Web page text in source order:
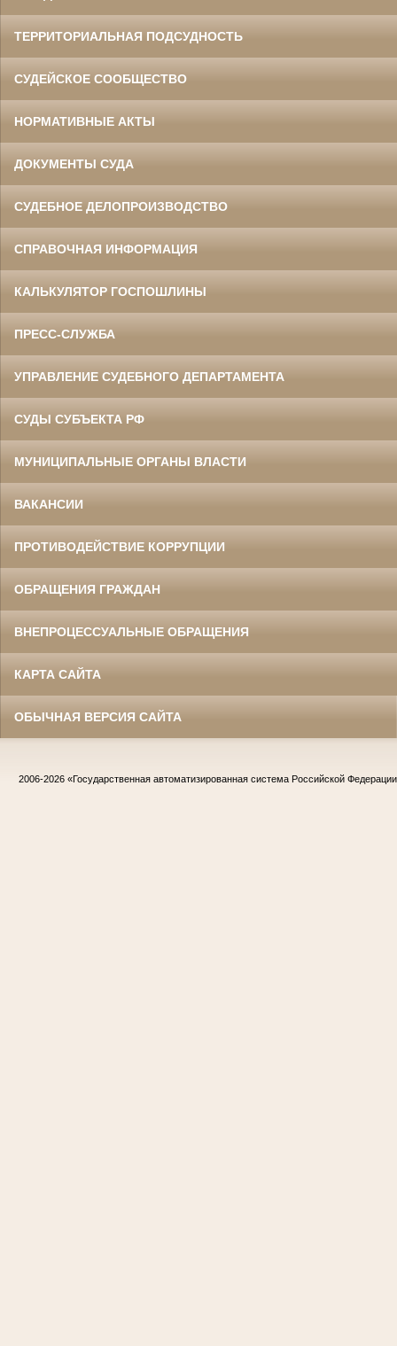
ТЕРРИТОРИАЛЬНАЯ ПОДСУДНОСТЬ
СУДЕЙСКОЕ СООБЩЕСТВО
НОРМАТИВНЫЕ АКТЫ
ДОКУМЕНТЫ СУДА
СУДЕБНОЕ ДЕЛОПРОИЗВОДСТВО
СПРАВОЧНАЯ ИНФОРМАЦИЯ
КАЛЬКУЛЯТОР ГОСПОШЛИНЫ
ПРЕСС-СЛУЖБА
УПРАВЛЕНИЕ СУДЕБНОГО ДЕПАРТАМЕНТА
СУДЫ СУБЪЕКТА РФ
МУНИЦИПАЛЬНЫЕ ОРГАНЫ ВЛАСТИ
ВАКАНСИИ
ПРОТИВОДЕЙСТВИЕ КОРРУПЦИИ
ОБРАЩЕНИЯ ГРАЖДАН
ВНЕПРОЦЕССУАЛЬНЫЕ ОБРАЩЕНИЯ
КАРТА САЙТА
ОБЫЧНАЯ ВЕРСИЯ САЙТА
2006-2026 «Государственная автоматизированная система Российской